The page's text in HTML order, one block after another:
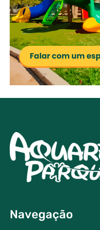
Navegação